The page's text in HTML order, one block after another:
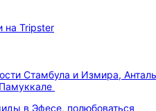
Стамбула и Измира,
в Эфесе, полюбоваться